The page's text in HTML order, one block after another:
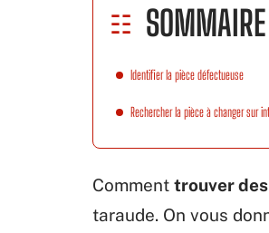
SOMMAIRE
Identifier la pièce défectueuse
Rechercher la pièce à changer sur
Comment trouver
taraude. On vous